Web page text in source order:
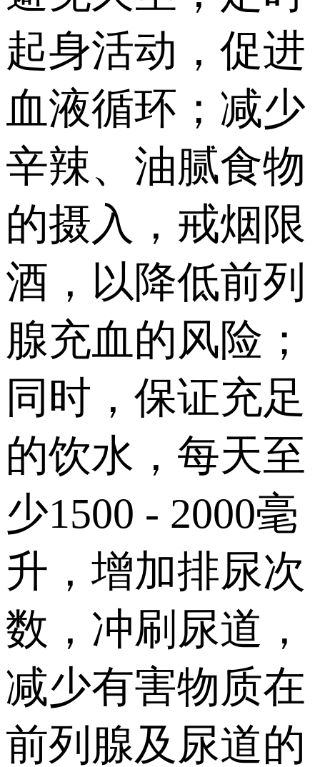
起身活动，促进
血液循环；减少
辛辣、油腻食物
的摄入，戒烟限
酒，以降低前列
腺充血的风险；
同时，保证充足
的饮水，每天至
少1500 - 2000毫
升，增加排尿次
数，冲刷尿道，
减少有害物质在
前列腺及尿道的